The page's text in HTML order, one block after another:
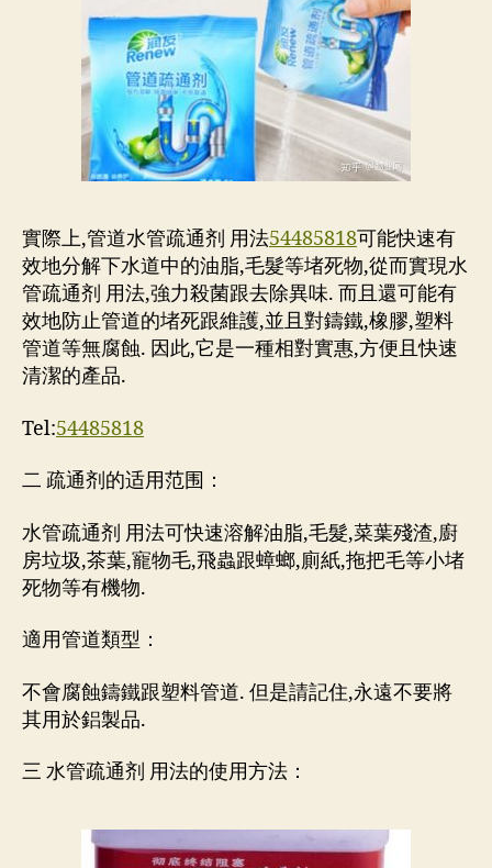
實際上,管道水管疏通剂 用法54485818可能快速有
效地分解下水道中的油脂,毛髮等堵死物,從而實現水
管疏通剂 用法,強力殺菌跟去除異味. 而且還可能有
效地防止管道的堵死跟維護,並且對鑄鐵,橡膠,塑料
管道等無腐蝕. 因此,它是一種相對實惠,方便且快速
清潔的產品.
Tel:54485818
二 疏通剂的适用范围：
水管疏通剂 用法可快速溶解油脂,毛髮,菜葉殘渣,廚
房垃圾,茶葉,寵物毛,飛蟲跟蟑螂,廁紙,拖把毛等小堵
死物等有機物.
適用管道類型：
不會腐蝕鑄鐵跟塑料管道. 但是請記住,永遠不要將
其用於鋁製品.
三 水管疏通剂 用法的使用方法：